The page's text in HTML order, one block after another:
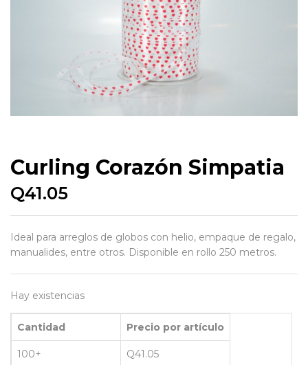
Curling Corazón Simpatia
Q41.05
Ideal para arreglos de globos con helio, empaque de regalo,
manualides, entre otros. Disponible en rollo 250 metros.
Hay existencias
Cantidad Precio por artículo
100+ Q41.05